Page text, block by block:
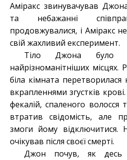
Аміракс звинувачував
та небажанні
продовжувалися, і Аміракс
свій жахливий експеримент.
Тіло Джона було
найрізноманітніших
біла кімната
вкрапленнями згустків
фекалій, спаленого
втратив свідомість, але
змоги йому відключитися.
очікував після своєї смерті.
Джон почув, як десь